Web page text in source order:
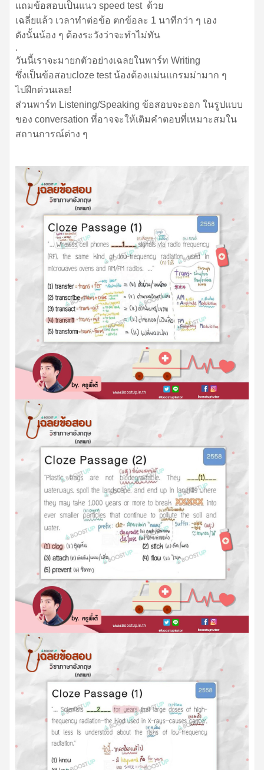
แถมข้อสอบเป็นแนว speed test ด้วย
เฉลี่ยแล้ว เวลาทำต่อข้อ ตกข้อละ 1 นาทีกว่า ๆ เอง
ดังนั้นน้อง ๆ ต้องระวังว่าจะทำไม่ทัน
.
วันนี้เราจะมายกตัวอย่างเฉลยในพาร์ท Writing
ซึ่งเป็นข้อสอบcloze test น้องต้องแม่นแกรมม่ามาก ๆ
ไปฝึกด่วนเลย!
ส่วนพาร์ท Listening/Speaking ข้อสอบจะออก ในรูปแบบ
ของ conversation ที่อาจจะให้เติมคำตอบที่เหมาะสมใน
สถานการณ์ต่าง ๆ